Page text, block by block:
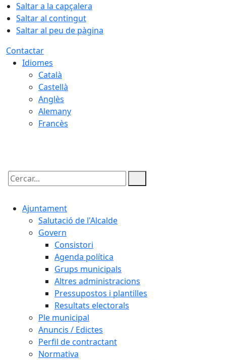
Saltar a la capçalera
Saltar al contingut
Saltar al peu de pàgina
Contactar
Idiomes
Català
Castellà
Anglès
Alemany
Francès
Cercar:
Ajuntament
Salutació de l'Alcalde
Govern
Consistori
Agenda política
Grups municipals
Altres administracions
Pressupostos i plantilles
Resultats electorals
Ple municipal
Anuncis / Edictes
Perfil de contractant
Normativa